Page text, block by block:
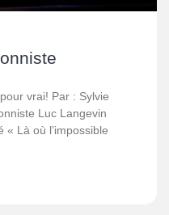
vrai! Par : Sylvie
Luc Langevin
« Là où l’impossible